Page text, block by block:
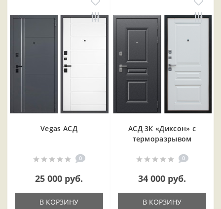
Vegas АСД
0
25 000 руб.
В КОРЗИНУ
АСД 3К «Диксон» с
терморазрывом
0
34 000 руб.
В КОРЗИНУ